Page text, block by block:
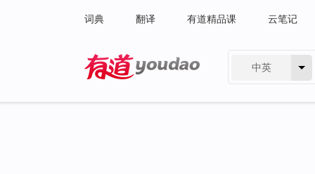
词典 翻译 有道精品课 云笔记
中英